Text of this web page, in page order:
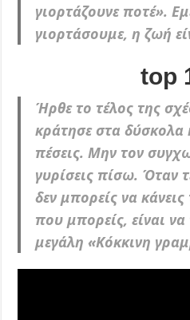
γιορτάζουνε ποτέ».
γιορτάσουμε, η ζωή
top
Ήρθε το τέλος της
κράτησε στα δύσκολα
πέσεις. Μην τον
γυρίσεις πίσω. Όταν
δεν μπορείς να
που μπορείς, είναι να
μεγάλη «Κόκκινη